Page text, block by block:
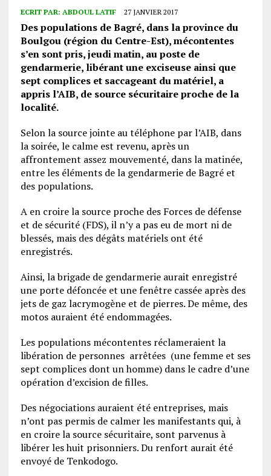
ECRIT PAR: ABDOUL LATIF 27 JANVIER 2017
Des populations de Bagré, dans la province du
Boulgou (région du Centre-Est), mécontentes
s’en sont pris, jeudi matin, au poste de
gendarmerie, libérant une exciseuse ainsi que
sept complices et saccageant du matériel, a
appris l’AIB, de source sécuritaire proche de la
localité.
Selon la source jointe au téléphone par l’AIB, dans
la soirée, le calme est revenu, après un
affrontement assez mouvementé, dans la matinée,
entre les éléments de la gendarmerie de Bagré et
des populations.
A en croire la source proche des Forces de défense
et de sécurité (FDS), il n’y a pas eu de mort ni de
blessés, mais des dégâts matériels ont été
enregistrés.
Ainsi, la brigade de gendarmerie aurait enregistré
une porte défoncée et une fenêtre cassée après des
jets de gaz lacrymogène et de pierres. De même, des
motos auraient été endommagées.
Les populations mécontentes réclameraient la
libération de personnes arrêtées (une femme et ses
sept complices dont un homme) dans le cadre d’une
opération d’excision de filles.
Des négociations auraient été entreprises, mais
n’ont pas permis de calmer les manifestants qui, à
en croire la source sécuritaire, sont parvenus à
libérer les huit prisonniers. Du renfort aurait été
envoyé de Tenkodogo.